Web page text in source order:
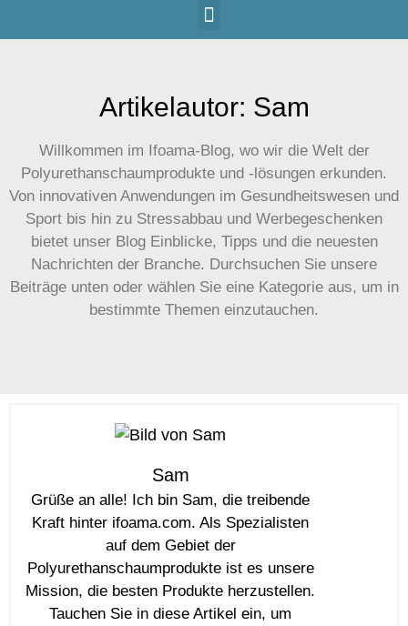
Artikelautor: Sam
Willkommen im Ifoama-Blog, wo wir die Welt der
Polyurethanschaumprodukte und -lösungen erkunden.
Von innovativen Anwendungen im Gesundheitswesen und
Sport bis hin zu Stressabbau und Werbegeschenken
bietet unser Blog Einblicke, Tipps und die neuesten
Nachrichten der Branche. Durchsuchen Sie unsere
Beiträge unten oder wählen Sie eine Kategorie aus, um in
bestimmte Themen einzutauchen.
Sam
Grüße an alle! Ich bin Sam, die treibende
Kraft hinter ifoama.com. Als Spezialisten
auf dem Gebiet der
Polyurethanschaumprodukte ist es unsere
Mission, die besten Produkte herzustellen.
Tauchen Sie in diese Artikel ein, um